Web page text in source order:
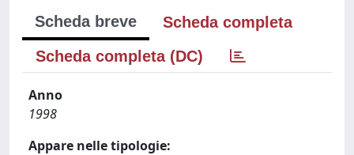
Scheda breve
Scheda completa
Scheda completa (DC)
Anno
1998
Appare nelle tipologie: